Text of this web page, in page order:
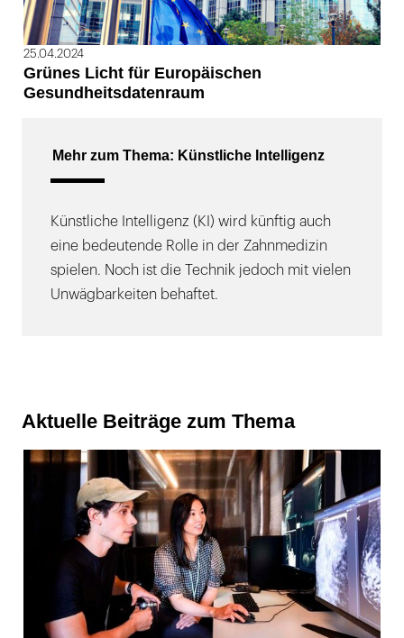
25.04.2024
Grünes Licht für Europäischen
Gesundheitsdatenraum
Mehr zum Thema: Künstliche Intelligenz
Künstliche Intelligenz (KI) wird künftig auch
eine bedeutende Rolle in der Zahnmedizin
spielen. Noch ist die Technik jedoch mit vielen
Unwägbarkeiten behaftet.
Aktuelle Beiträge zum Thema